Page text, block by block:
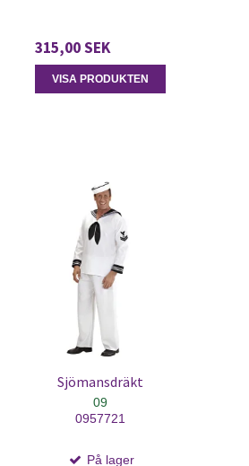
315,00 SEK
VISA PRODUKTEN
Sjömansdräkt
09
0957721
På lager